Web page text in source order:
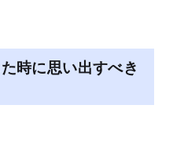
時に思い出すべき